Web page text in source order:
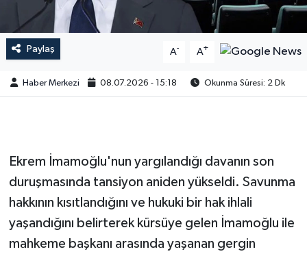
Paylaş A- A+
Haber Merkezi 08.07.2026 - 15:18 Okunma Süresi: 2 Dk
Ekrem İmamoğlu'nun yargılandığı davanın son
duruşmasında tansiyon aniden yükseldi. Savunma
hakkının kısıtlandığını ve hukuki bir hak ihlali
yaşandığını belirterek kürsüye gelen İmamoğlu ile
mahkeme başkanı arasında yaşanan gergin